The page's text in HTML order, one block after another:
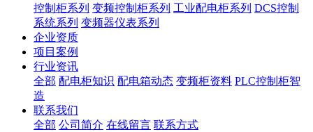
控制柜系列 变频控制柜系列 工业配电柜系列 DCS控制
系统系列 变频器仪表系列
企业资质
项目案例
行业资讯
全部 配电柜知识 配电箱动态 变频柜资料 PLC控制柜智
造
联系我们
全部 公司简介 在线留言 联系方式